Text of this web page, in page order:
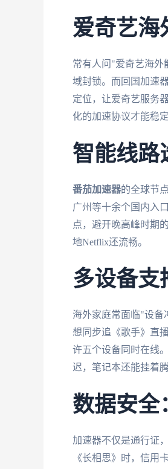
爱奇艺海
常有人问"爱奇艺海外
域封锁。而回国加速
定位，让爱奇艺服务
化的加速协议才能稳定
智能线路
番茄加速器的全球节
广州等十余个国内入
点，避开晚高峰时期
地Netflix还流畅。
多设备支
海外家庭常面临"设备
想同步追《歌手》直
许五个设备同时在线
迟，笔记本还能挂着
数据安全
加速器不仅是通行证
《长相思》时，信用